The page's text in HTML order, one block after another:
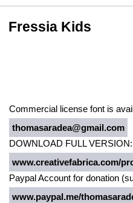
Fressia Kids
Commercial license font is
thomasaradea@gmail.com
DOWNLOAD FULL VERSION:
www.creativefabrica.com/
Paypal Account for donation
www.paypal.me/